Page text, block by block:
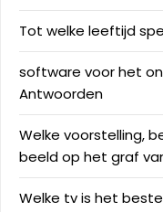
Tot welke leeftijd
software voor het
Antwoorden
Welke voorstelling,
beeld op het graf
Welke tv is het